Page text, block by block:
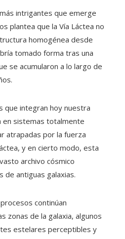
intrigantes que emerge
plantea que la Vía Láctea no
homogénea desde
tomado forma tras una
se acumularon a lo largo de
que integran hoy nuestra
en sistemas totalmente
atrapadas por la fuerza
y en cierto modo, esta
archivo cósmico
de antiguas galaxias.
continúan
zonas de la galaxia, algunos
estelares perceptibles y